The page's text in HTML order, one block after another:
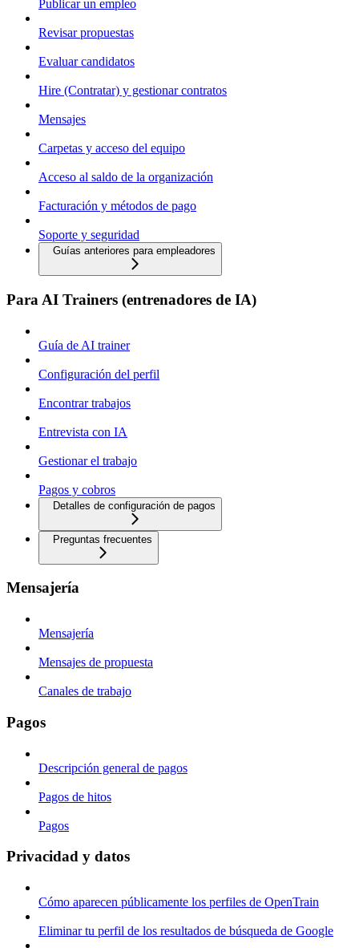
Publicar un empleo
Revisar propuestas
Evaluar candidatos
Hire (Contratar) y gestionar contratos
Mensajes
Carpetas y acceso del equipo
Acceso al saldo de la organización
Facturación y métodos de pago
Soporte y seguridad
Guías anteriores para empleadores
Para AI Trainers (entrenadores de IA)
Guía de AI trainer
Configuración del perfil
Encontrar trabajos
Entrevista con IA
Gestionar el trabajo
Pagos y cobros
Detalles de configuración de pagos
Preguntas frecuentes
Mensajería
Mensajería
Mensajes de propuesta
Canales de trabajo
Pagos
Descripción general de pagos
Pagos de hitos
Pagos
Privacidad y datos
Cómo aparecen públicamente los perfiles de OpenTrain
Eliminar tu perfil de los resultados de búsqueda de Google